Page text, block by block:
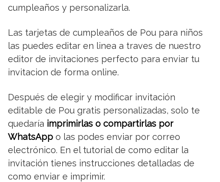
cumpleaños y personalizarla.
Las tarjetas de cumpleaños de Pou para niños
las puedes editar en linea a traves de nuestro
editor de invitaciones perfecto para enviar tu
invitacion de forma online.
Después de elegir y modificar invitación
editable de Pou gratis personalizadas, solo te
quedaría imprimirlas o compartirlas por
WhatsApp o las podes enviar por correo
electrónico. En el tutorial de como editar la
invitación tienes instrucciones detalladas de
como enviar e imprimir.